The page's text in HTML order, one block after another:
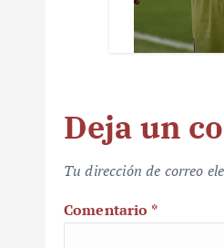
Deja un
Tu dirección de correo
Comentario *